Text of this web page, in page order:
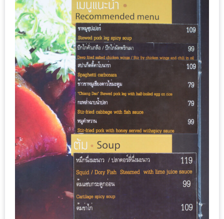
200
บาท
ชี้
เบาะแส
ความ
อร่อย
ตาม
รอย
น้า
อ้วน
ชวน
ติดต่อ